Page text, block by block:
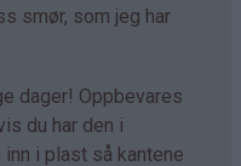
smør, som jeg har
dager! Oppbevares
du har den i
i plast så kantene